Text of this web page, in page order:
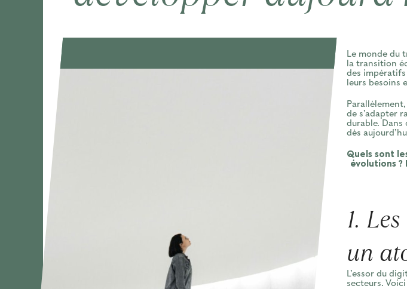
Le monde du
la transition
des
leurs besoins
de s’adapter
durable. Dans
dès
Quels sont
évolutions
1.
un
L’essor du
secteurs.